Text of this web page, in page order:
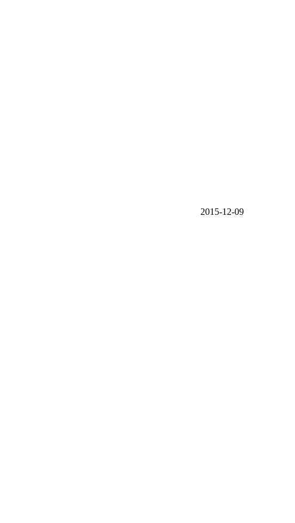
2015-12-09